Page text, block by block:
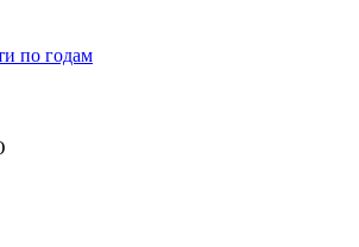
по годам